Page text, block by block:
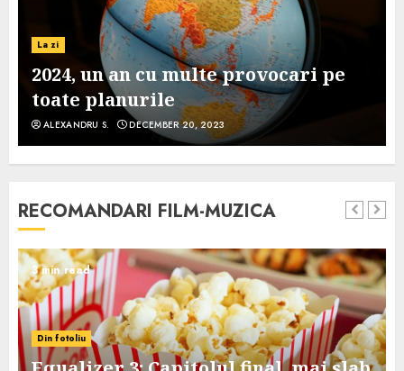
La zi
2024, un an cu multe provocari pe
toate planurile
ALEXANDRU S. DECEMBER 20, 2023
RECOMANDARI FILM-MUZICA
3 min read
Din fotoliu